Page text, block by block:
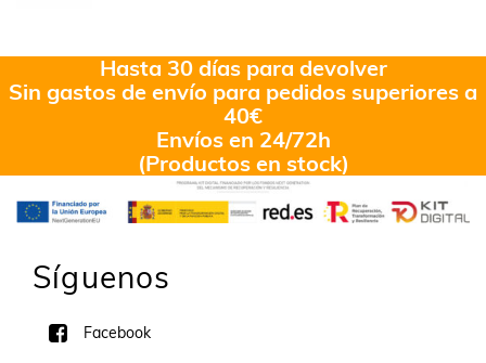
Hasta 30 días para devolver
Sin gastos de envío para pedidos superiores a
40€
Envíos en 24/72h
(Productos en stock)
Síguenos
Facebook